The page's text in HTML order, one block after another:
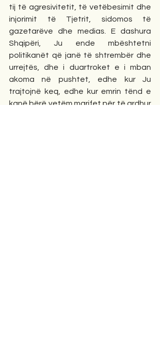
tij të agresivitetit, të vetëbesimit dhe
injorimit të Tjetrit, sidomos të
gazetarëve dhe medias. E dashura
Shqipëri, Ju ende mbështetni
politikanët që janë të shtrembër dhe
urrejtës, dhe i duartroket e i mban
akoma në pushtet, edhe kur Ju
trajtojnë keq, edhe kur emrin tënd e
kanë bërë vetëm marifet për të ardhur